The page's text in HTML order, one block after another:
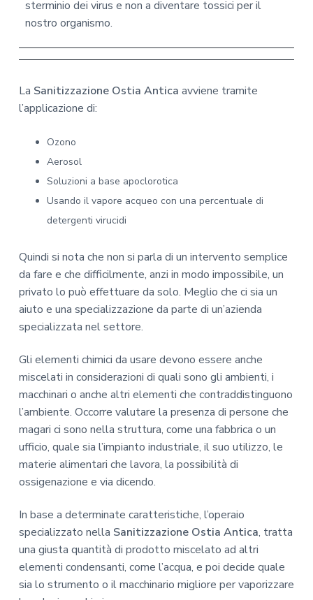
sterminio dei virus e non a diventare tossici per il
nostro organismo.
La Sanitizzazione Ostia Antica avviene tramite
l’applicazione di:
Ozono
Aerosol
Soluzioni a base apoclorotica
Usando il vapore acqueo con una percentuale di
detergenti virucidi
Quindi si nota che non si parla di un intervento semplice
da fare e che difficilmente, anzi in modo impossibile, un
privato lo può effettuare da solo. Meglio che ci sia un
aiuto e una specializzazione da parte di un’azienda
specializzata nel settore.
Gli elementi chimici da usare devono essere anche
miscelati in considerazioni di quali sono gli ambienti, i
macchinari o anche altri elementi che contraddistinguono
l’ambiente. Occorre valutare la presenza di persone che
magari ci sono nella struttura, come una fabbrica o un
ufficio, quale sia l’impianto industriale, il suo utilizzo, le
materie alimentari che lavora, la possibilità di
ossigenazione e via dicendo.
In base a determinate caratteristiche, l’operaio
specializzato nella Sanitizzazione Ostia Antica, tratta
una giusta quantità di prodotto miscelato ad altri
elementi condensanti, come l’acqua, e poi decide quale
sia lo strumento o il macchinario migliore per vaporizzare